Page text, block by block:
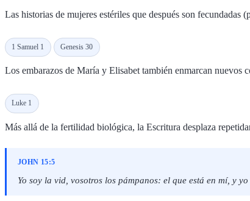
Las historias de mujeres estériles que después son
1 Samuel 1 Genesis 30
Los embarazos de María y Elisabet también enmarcan nuevos
Luke 1
Más allá de la fertilidad biológica, la Escritura desplaza
JOHN 15:5
Yo soy la vid, vosotros los pámpanos: el que está en mí, y